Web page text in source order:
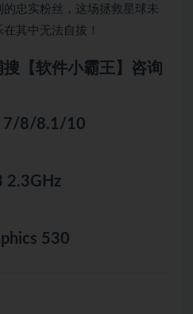
忠实粉丝，这场拯救星球未
其中无法自拔！
搜【软件小霸王】咨询
7/8/8.1/10
2.3GHz
530